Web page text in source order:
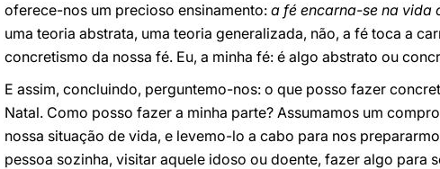
oferece-nos um precioso ensinamento: a fé encarna-se na vida
uma teoria abstrata, uma teoria generalizada, não, a fé toca a
concretismo da nossa fé. Eu, a minha fé: é algo abstrato ou
E assim, concluindo, perguntemo-nos: o que posso fazer
Natal. Como posso fazer a minha parte? Assumamos um
nossa situação de vida, e levemo-lo a cabo para nos
pessoa sozinha, visitar aquele idoso ou doente, fazer algo para